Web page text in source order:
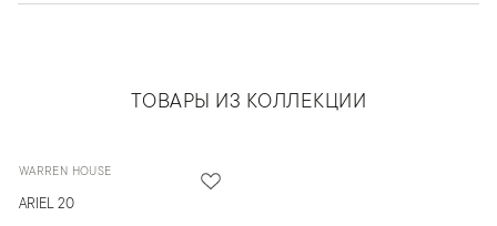
ТОВАРЫ ИЗ КОЛЛЕКЦИИ
WARREN HOUSE
ARIEL 20